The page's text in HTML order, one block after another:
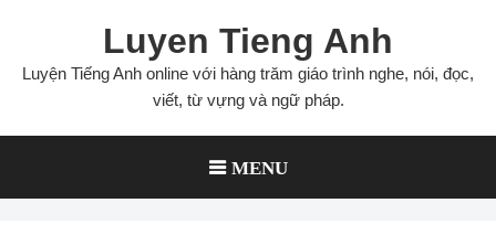
content
Luyen Tieng Anh
Luyện Tiếng Anh online với hàng trăm giáo trình nghe, nói, đọc,
viết, từ vựng và ngữ pháp.
MENU